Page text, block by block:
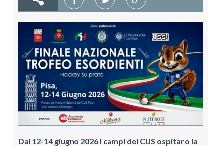
Dal 12-14 giugno 2026 i campi del CUS ospitano la